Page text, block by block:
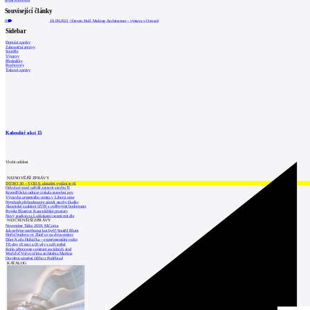
Související články
0 18.09.2021 |Steven Holl. Making Architecture - výstava v Ostravě
Sidebar
Domácí zprávy
Zahraniční zprávy
Soutěže
Výstavy
Přednášky
Rozhovory
Tiskové zprávy
Kalendář akcí 15
Vložit událost
NEJNOVĚJŠÍ ZPRÁVY
INTRO 30 – VODA: aktuální vydání je již
Odvolací soud nařídil zastavit stavbu Tr
Kroměřížská radnice získala stavební pov
Výstavba urgentního centra v Liberci ome
Nymburk přehodnocuje záměr stavby školky
Akustické zasklení IZOS s ověřenými hodnotami
Projekt Blueriot: Kancelářské prostory
Nový stadion za Lužánkami nesmí mít dle
NEJČTENĚJŠÍ ZPRÁVY
November Talks 2018: M.Corea
Jak nejlépe navrhnout kuchyň? Soutěž Blum
Hořící budova ve Zlíně se na dvou místec
Dům Karla Hubáčka – experimentální rodin
Tři dny, tři noci a tři vily v záři světel
Kolín připravuje centrum sociálních služ
World of Volvo očima architekta Martina
Otevření náměstí Jiřího z Poděbrad
KATALOG